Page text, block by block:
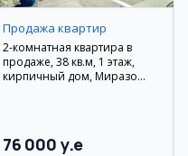
Продажа квартир
2-комнатная квартира в
продаже, 38 кв.м, 1 этаж,
кирпичный дом, Миразо
76 000 y.e